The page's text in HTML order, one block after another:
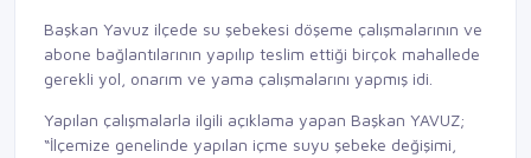
Başkan Yavuz ilçede su şebekesi döşeme çalışmalarının ve
abone bağlantılarının yapılıp teslim ettiği birçok mahallede
gerekli yol, onarım ve yama çalışmalarını yapmış idi.
Yapılan çalışmalarla ilgili açıklama yapan Başkan YAVUZ;
“İlçemize genelinde yapılan içme suyu şebeke değişimi,